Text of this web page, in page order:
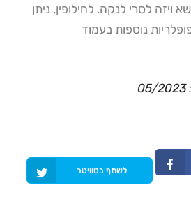
ויזה לסרי לנקה. לחילופין, ניתן
נוספות בעמוד
05/2023
לשתף בטוויטר